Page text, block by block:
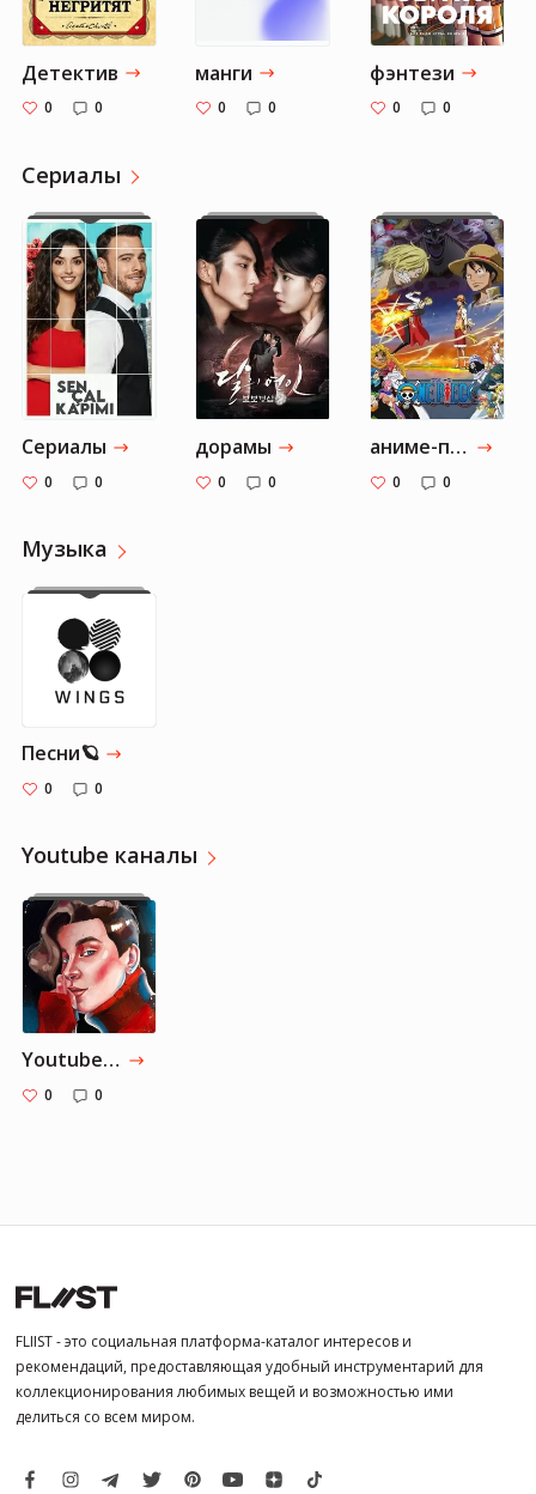
Детектив
0 0
манги
0 0
фэнтези
0 0
Cериалы
Cериалы
0 0
дорамы
0 0
аниме-произведения искусства
0 0
Музыка
Песни🪐
0 0
Youtube каналы
Youtube каналы
0 0
FLIIST - это социальная платформа-каталог интересов и
рекомендаций, предоставляющая удобный инструментарий для
коллекционирования любимых вещей и возможностью ими
делиться со всем миром.